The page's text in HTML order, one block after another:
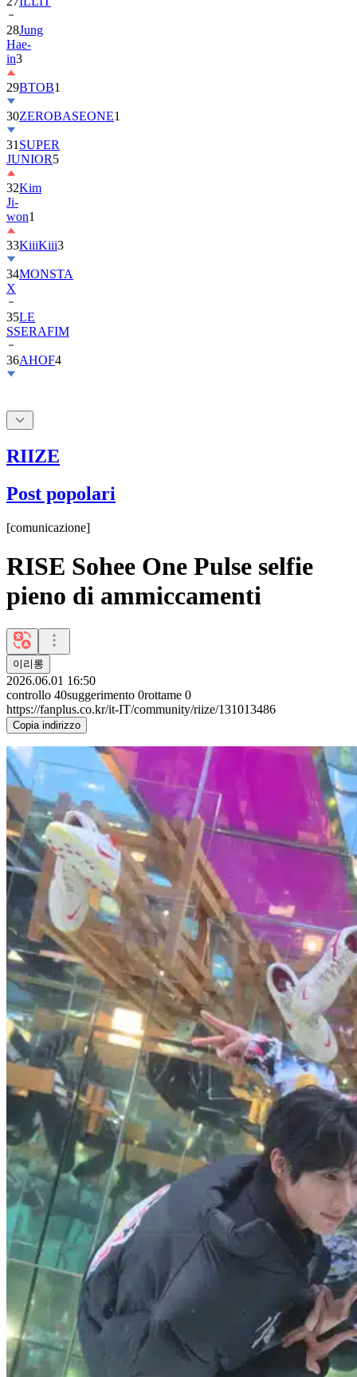
28Jung
Hae-
in3
29BTOB1
30ZEROBASEONE1
31 SUPER
JUNIOR5
32Kim
Ji-
won1
33KiiiKiii3
34MONSTA
X
35LE
SSERAFIM
36AHOF4
RIIZE
Post popolari
[comunicazione]
RISE Sohee One Pulse selfie
pieno di ammiccamenti
이리롱
2026.06.01 16:50
controllo 40suggerimento 0rottame 0
https://fanplus.co.kr/it-IT/community/riize/131013486
Copia indirizzo